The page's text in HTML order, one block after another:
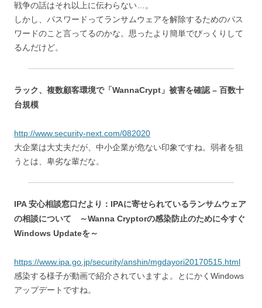
戦争の話はそれ以上に伝わらない…。
しかし、パスワードってランサムウェアを解除するためのパス
ワードのこと言ってるのかな。思ったより簡単でびっくりして
るんだけど。
ラック、複数顧客環境で「WannaCrypt」被害を確認 – 百数十
台規模
http://www.security-next.com/082020
大企業は大丈夫だが、中小企業が危ない印象ですね。弱者を狙
うとは、卑劣な輩だな。
IPA 安心相談窓口だより：IPAに寄せられているランサムウェア
の相談について ～Wanna Cryptorの感染防止のために今すぐ
Windows Updateを～
https://www.ipa.go.jp/security/anshin/mgdayori20170515.html
感染する様子が動画で紹介されていますよ。とにかくWindows
アップデートですね。